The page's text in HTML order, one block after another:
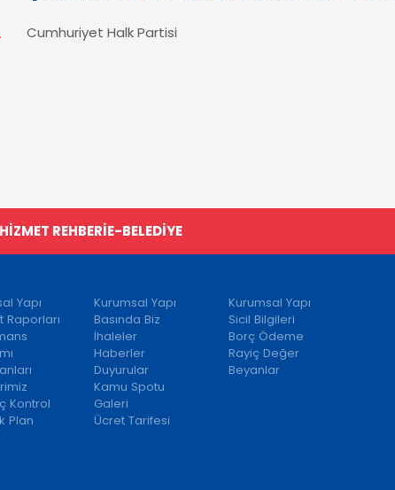
Cumhuriyet Halk Partisi
HİZMET REHBERİE-BELEDİYE
Yapı
Raporları
Kontrol
Plan
Kurumsal Yapı
Basında Biz
İhaleler
Haberler
Duyurular
Kamu Spotu
Galeri
Ücret Tarifesi
Kurumsal Yapı
Sicil Bilgileri
Borç Ödeme
Rayiç Değer
Beyanlar